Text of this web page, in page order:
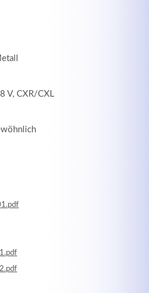
V, CXR/CXL
INFOS
& Simple
consectetuer adipiscing
INFOS